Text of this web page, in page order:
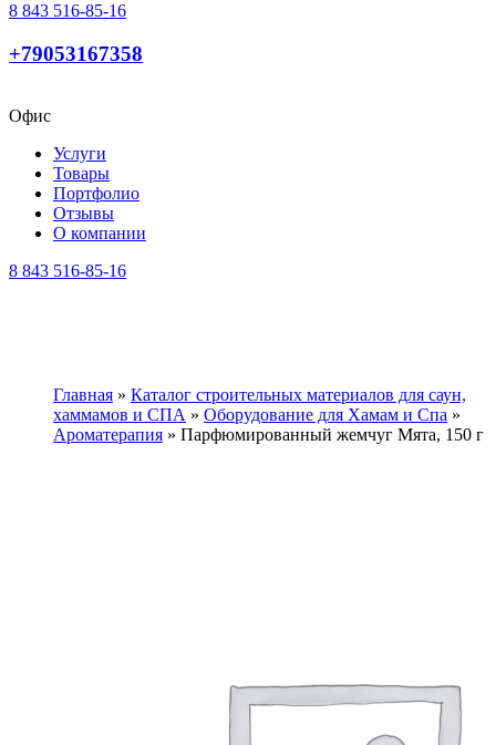
8 843 516-85-16
+79053167358
Офис
Услуги
Товары
Портфолио
Отзывы
О компании
8 843 516-85-16
Главная » Каталог строительных материалов для саун,
хаммамов и СПА » Оборудование для Хамам и Спа »
Ароматерапия » Парфюмированный жемчуг Мята, 150 г